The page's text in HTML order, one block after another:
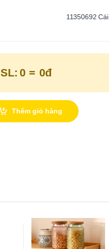
11350692 Cái
SL: 0 = 0đ
Thêm giỏ hàng